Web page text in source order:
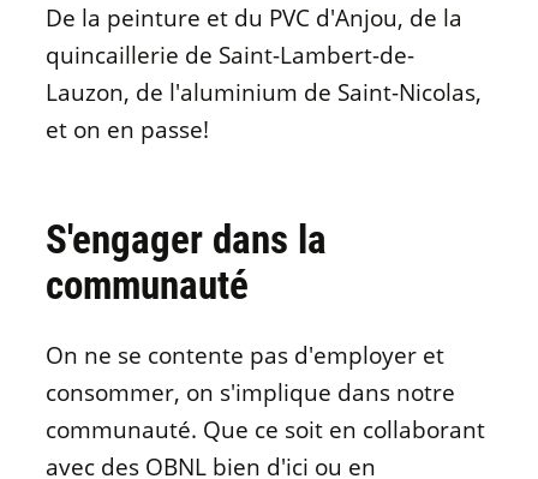
De la peinture et du PVC d'Anjou, de la
quincaillerie de Saint-Lambert-de-
Lauzon, de l'aluminium de Saint-Nicolas,
et on en passe!
S'engager dans la
communauté
On ne se contente pas d'employer et
consommer, on s'implique dans notre
communauté. Que ce soit en collaborant
avec des OBNL bien d'ici ou en